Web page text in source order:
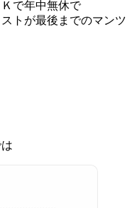
で年中無休で
トが最後までのマンツ